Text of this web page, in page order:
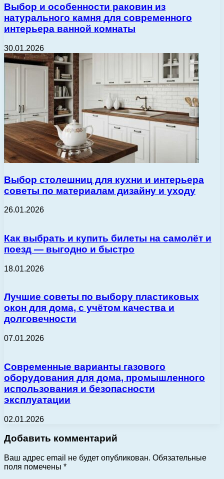
Выбор и особенности раковин из
натурального камня для современного
интерьера ванной комнаты
30.01.2026
Выбор столешниц для кухни и интерьера
советы по материалам дизайну и уходу
26.01.2026
Как выбрать и купить билеты на самолёт и
поезд — выгодно и быстро
18.01.2026
Лучшие советы по выбору пластиковых
окон для дома, с учётом качества и
долговечности
07.01.2026
Современные варианты газового
оборудования для дома, промышленного
использования и безопасности
эксплуатации
02.01.2026
Добавить комментарий
Ваш адрес email не будет опубликован. Обязательные
поля помечены *